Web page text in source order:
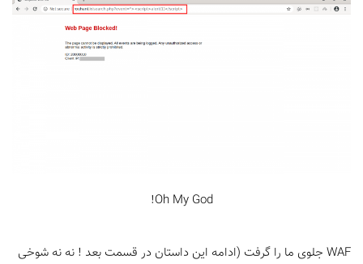
Oh My God!
WAF جلوی ما را گرفت (ادامه این داستان در قسمت بعد ! نه نه شوخی